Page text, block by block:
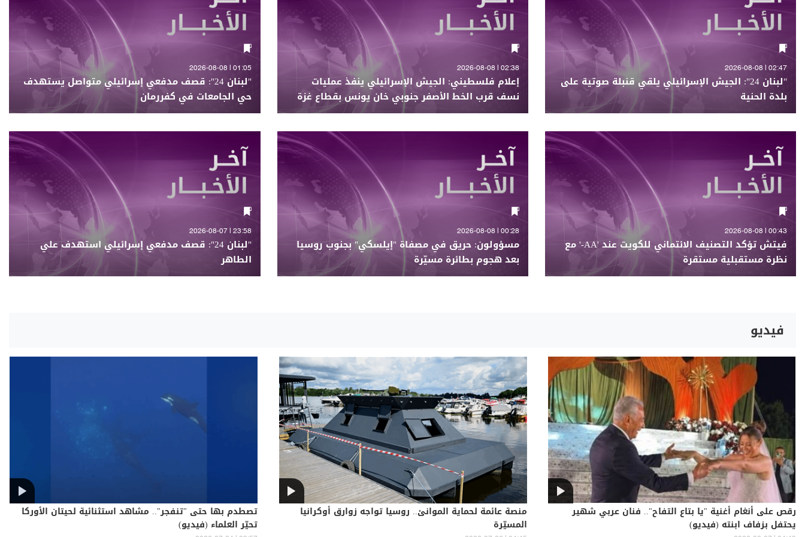
02:47 | 2026-08-08
"لبنان 24": الجيش الإسرائيلي يلقي قنبلة صوتية على
بلدة الحنية
02:38 | 2026-08-08
إعلام فلسطيني: الجيش الإسرائيلي ينفذ عمليات
نسف قرب الخط الأصفر جنوبي خان يونس بقطاع غزة
01:05 | 2026-08-08
"لبنان 24": قصف مدفعي إسرائيلي متواصل يستهدف
حي الجامعات في كفررمان
00:43 | 2026-08-08
فيتش تؤكد التصنيف الائتماني للكويت عند 'AA-' مع
نظرة مستقبلية مستقرة
00:28 | 2026-08-08
مسؤولون: حريق في مصفاة "إيلسكي" بجنوب روسيا
بعد هجوم بطائرة مسيّرة
23:58 | 2026-08-07
"لبنان 24": قصف مدفعي إسرائيلي استهدف علي
الطاهر
فيديو
رقص على أنغام أغنية "يا بتاع التفاح".. فنان عربي شهير
يحتفل بزفاف ابنته (فيديو)
منصة عائمة لحماية الموانئ.. روسيا تواجه زوارق أوكرانيا
المسيّرة
تصطدم بها حتى "تنفجر".. مشاهد استثنائية لحيتان الأوركا
تحيّر العلماء (فيديو)